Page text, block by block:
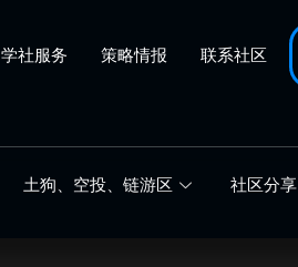
学社服务 策略情报 联系社区
土狗、空投、链游区
社区分享